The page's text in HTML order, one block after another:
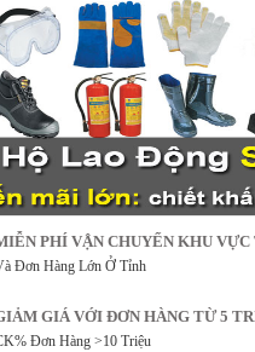
PHÍ VẬN CHUYỂN KHU VỰC
Đơn Hàng Lớn Ở Tỉnh
GIÁ VỚI ĐƠN HÀNG TỪ 5
Đơn Hàng >10 Triệu